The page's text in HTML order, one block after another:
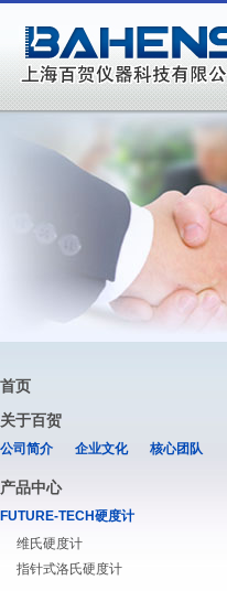
首页
关于百贺
公司简介 企业文化 核心团队
产品中心
FUTURE-TECH硬度计
维氏硬度计
指针式洛氏硬度计